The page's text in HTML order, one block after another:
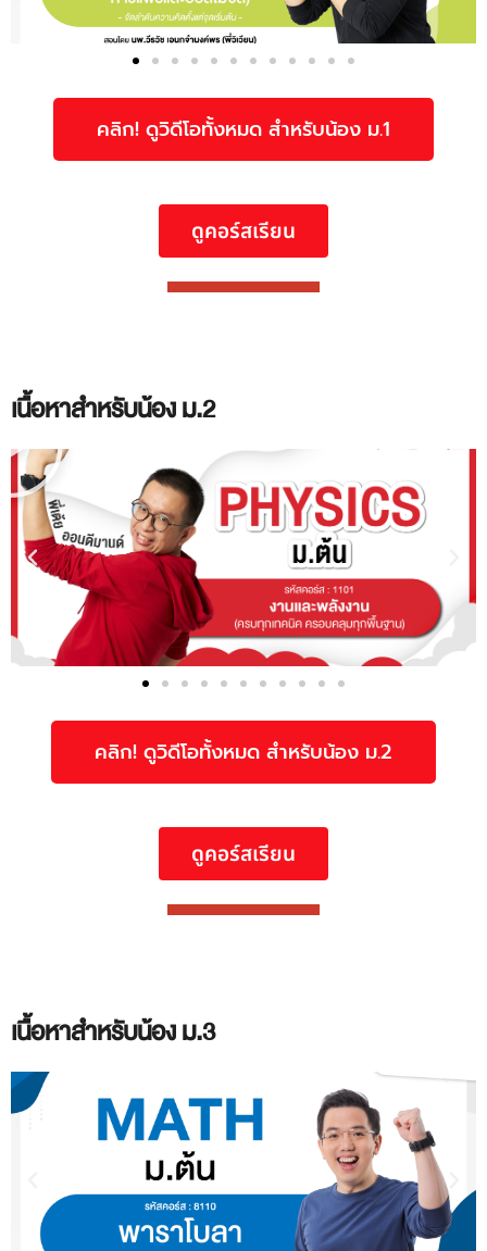
คลิก! ดูวิดีโอทั้งหมด สำหรับน้อง ม.1
ดูคอร์สเรียน
เนื้อหาสำหรับน้อง ม.2
คลิก! ดูวิดีโอทั้งหมด สำหรับน้อง ม.2
ดูคอร์สเรียน
เนื้อหาสำหรับน้อง ม.3